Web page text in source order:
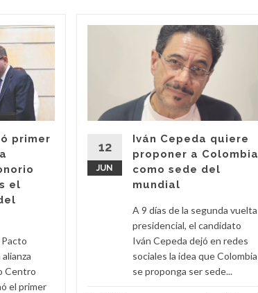
primer
el
Centro
el primer
12
JUN
Iván Cepeda quiere
proponer a Colombia
como sede del
mundial
A 9 días de la segunda vuelta
presidencial, el candidato
Iván Cepeda dejó en redes
sociales la idea que Colombia
se proponga ser sede...